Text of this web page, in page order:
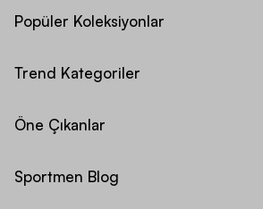
Popüler Koleksiyonlar
Trend Kategoriler
Öne Çıkanlar
Sportmen Blog